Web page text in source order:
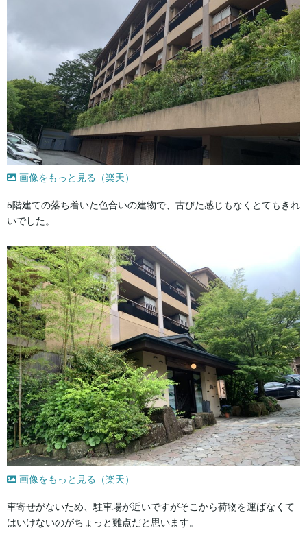
画像をもっと見る（楽天）
5階建ての落ち着いた色合いの建物で、古びた感じもなくとてもきれ
いでした。
画像をもっと見る（楽天）
車寄せがないため、駐車場が近いですがそこから荷物を運ばなくて
はいけないのがちょっと難点だと思います。